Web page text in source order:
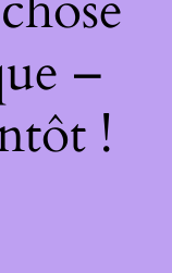
–
!